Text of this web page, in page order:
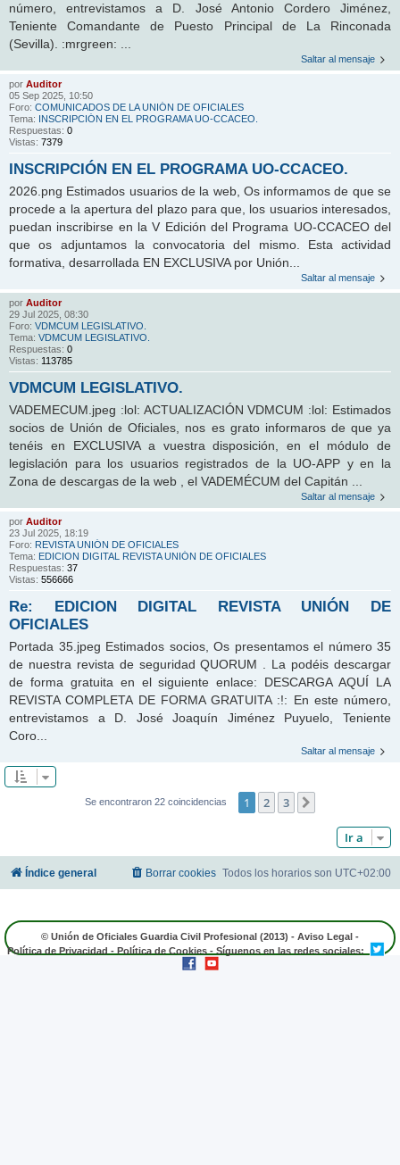
número, entrevistamos a D. José Antonio Cordero Jiménez,
Teniente Comandante de Puesto Principal de La Rinconada
(Sevilla). :mrgreen: ...
Saltar al mensaje
por Auditor
05 Sep 2025, 10:50
Foro: COMUNICADOS DE LA UNIÓN DE OFICIALES
Tema: INSCRIPCIÓN EN EL PROGRAMA UO-CCACEO.
Respuestas: 0
Vistas: 7379
INSCRIPCIÓN EN EL PROGRAMA UO-CCACEO.
2026.png Estimados usuarios de la web, Os informamos de que se
procede a la apertura del plazo para que, los usuarios interesados,
puedan inscribirse en la V Edición del Programa UO-CCACEO del
que os adjuntamos la convocatoria del mismo. Esta actividad
formativa, desarrollada EN EXCLUSIVA por Unión...
Saltar al mensaje
por Auditor
29 Jul 2025, 08:30
Foro: VDMCUM LEGISLATIVO.
Tema: VDMCUM LEGISLATIVO.
Respuestas: 0
Vistas: 113785
VDMCUM LEGISLATIVO.
VADEMECUM.jpeg :lol: ACTUALIZACIÓN VDMCUM :lol: Estimados
socios de Unión de Oficiales, nos es grato informaros de que ya
tenéis en EXCLUSIVA a vuestra disposición, en el módulo de
legislación para los usuarios registrados de la UO-APP y en la
Zona de descargas de la web , el VADEMÉCUM del Capitán ...
Saltar al mensaje
por Auditor
23 Jul 2025, 18:19
Foro: REVISTA UNIÓN DE OFICIALES
Tema: EDICION DIGITAL REVISTA UNIÓN DE OFICIALES
Respuestas: 37
Vistas: 556666
Re: EDICION DIGITAL REVISTA UNIÓN DE
OFICIALES
Portada 35.jpeg Estimados socios, Os presentamos el número 35
de nuestra revista de seguridad QUORUM . La podéis descargar
de forma gratuita en el siguiente enlace: DESCARGA AQUÍ LA
REVISTA COMPLETA DE FORMA GRATUITA :!: En este número,
entrevistamos a D. José Joaquín Jiménez Puyuelo, Teniente
Coro...
Saltar al mensaje
Se encontraron 22 coincidencias 1 2 3
Ir a
Índice general Todos los horarios son UTC+02:00
Borrar cookies
© Unión de Oficiales Guardia Civil Profesional (2013) - Aviso Legal -
Política de Privacidad - Política de Cookies - Síguenos en las redes sociales: